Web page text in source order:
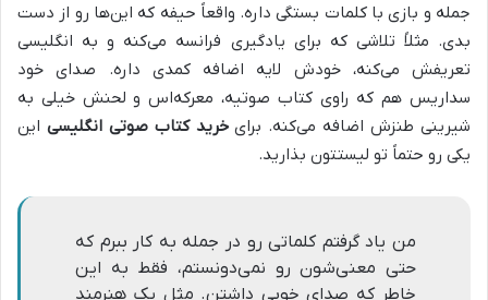
جمله و بازی با کلمات بستگی داره. واقعاً حیفه که این‌ها رو از دست
بدی. مثلاً تلاشی که برای یادگیری فرانسه می‌کنه و به انگلیسی
تعریفش می‌کنه، خودش لایه اضافه کمدی داره. صدای خود
سداریس هم که راوی کتاب صوتیه، معرکه‌اس و لحنش خیلی به
شیرینی طنزش اضافه می‌کنه. برایخرید کتاب صوتی انگلیسی این
یکی رو حتماً تو لیستتون بذارید.
من یاد گرفتم کلماتی رو در جمله به کار ببرم که
حتی معنی‌شون رو نمی‌دونستم، فقط به این
خاطر که صدای خوبی داشتن. مثل یک هنرمند